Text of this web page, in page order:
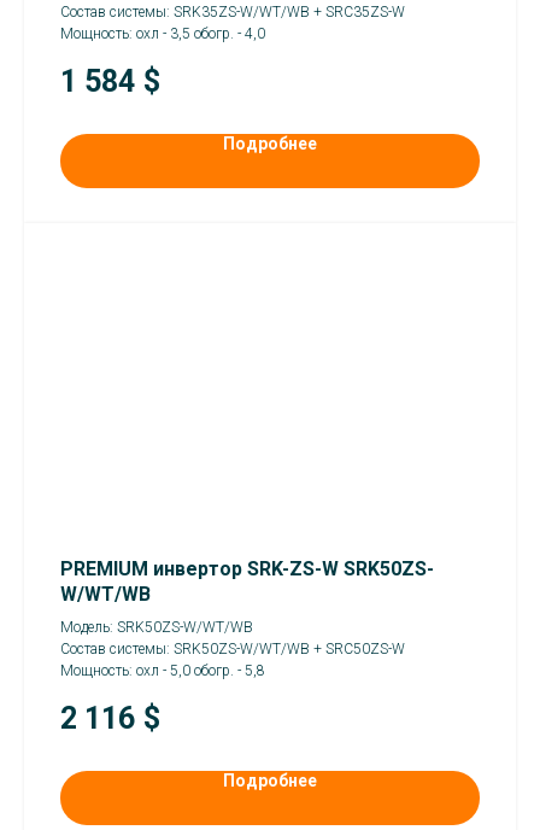
Состав системы: SRK35ZS-W/WT/WB + SRC35ZS-W
Мощность: охл - 3,5 обогр. - 4,0
1 584 $
Подробнее
PREMIUM инвертор SRK-ZS-W SRK50ZS-
W/WT/WB
Модель: SRK50ZS-W/WT/WB
Состав системы: SRK50ZS-W/WT/WB + SRC50ZS-W
Мощность: охл - 5,0 обогр. - 5,8
2 116 $
Подробнее